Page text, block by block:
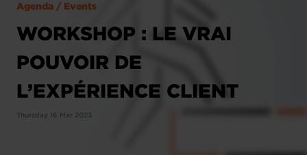
Agenda / Events
WORKSHOP : LE VRAI
POUVOIR DE
L’EXPÉRIENCE CLIENT
Thursday 16 Mar 2023